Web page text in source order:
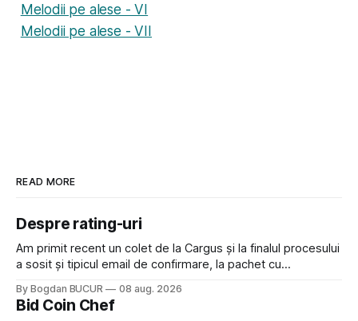
Melodii pe alese - VI
Melodii pe alese - VII
READ MORE
Despre rating-uri
Am primit recent un colet de la Cargus și la finalul procesului
a sosit și tipicul email de confirmare, la pachet cu
feedback-ului și eram în toate bune, de data asta am dat
click să le las un rating. Un 5
By Bogdan BUCUR 08 aug. 2026
Bid Coin Chef